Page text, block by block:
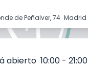
de Peñalver, 74 Madrid
abierto 10:00 - 21:00